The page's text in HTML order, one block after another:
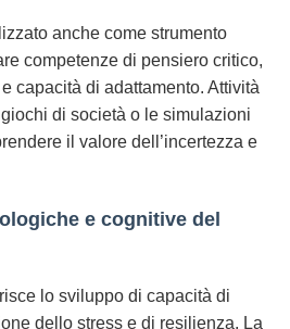
anche come strumento
competenze di pensiero critico,
capacità di adattamento. Attività
di società o le simulazioni
il valore dell’incertezza e
e cognitive del
lo sviluppo di capacità di
dello stress e di resilienza. La